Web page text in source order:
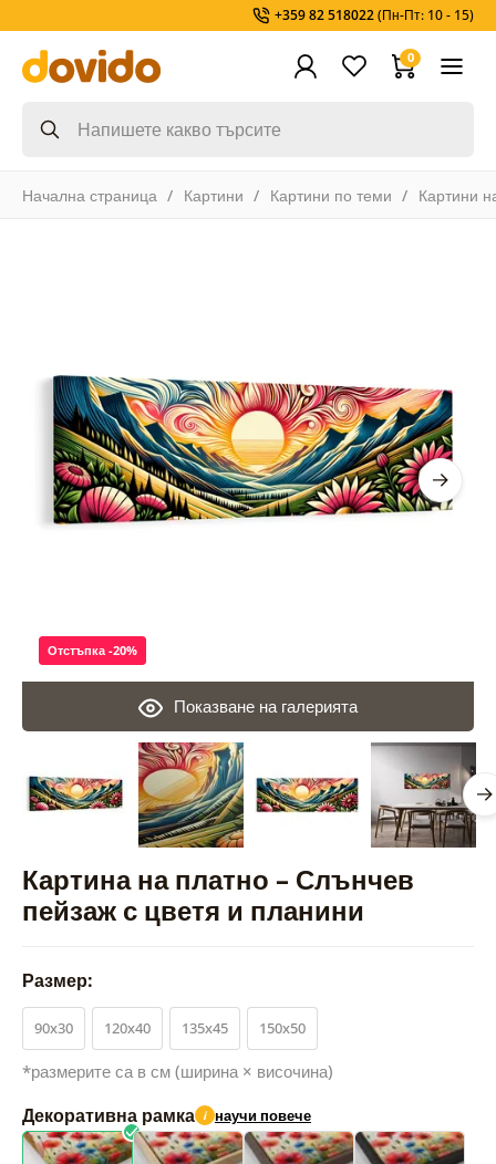
+359 82 518022(Пн-Пт: 10 - 15)
0
Начална страница Картини Картини по теми Картини
Картина на платно – Слънчев
пейзаж с цветя и планини
Показване на галерията
Отстъпка -20%
Размер:
90x30 120x40 135x45 150x50
*размерите са в см (ширина × височина)
Декоративна рамка i научи повече